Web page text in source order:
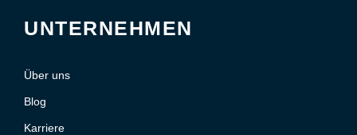
UNTERNEHMEN
Über uns
Blog
Karriere